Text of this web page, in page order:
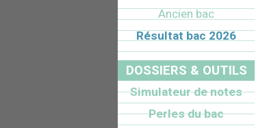
Ancien bac
Résultat bac 2026
DOSSIERS & OUTILS
Simulateur de notes
Perles du bac